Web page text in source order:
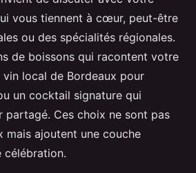
vous tiennent à cœur, peut-être
ou des spécialités régionales.
de boissons qui racontent votre
local de Bordeaux pour
un cocktail signature qui
partagé. Ces choix ne sont pas
mais ajoutent une couche
célébration.